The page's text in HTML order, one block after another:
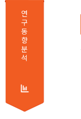
연
구
동
향
분
석